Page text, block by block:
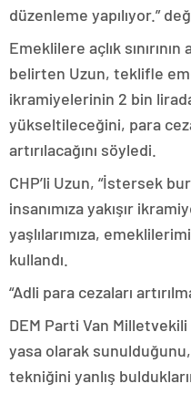
düzenleme yapılıyor.”
Emeklilere açlık
belirten Uzun, teklifle
ikramiyelerinin 2 bin
yükseltileceğini, para
artırılacağını söyledi.
CHP’li Uzun, “İstersek
insanımıza yakışır
yaşlılarımıza,
kullandı.
“Adli para cezaları
DEM Parti Van
yasa olarak
tekniğini yanlış